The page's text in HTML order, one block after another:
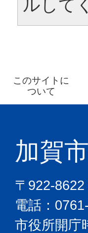
ルして
このサイトに
ついて
加賀
〒922-
電話：
市役所開庁